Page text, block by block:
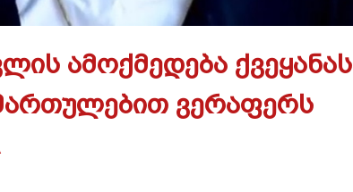
ამოქმედება ქვეყანას
ვერაფერს